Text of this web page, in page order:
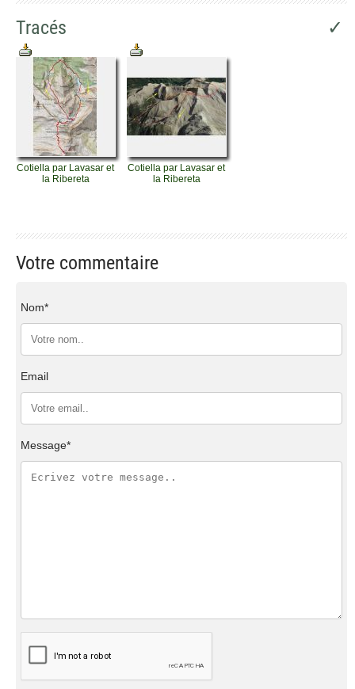
Tracés ✓
Cotiella par Lavasar et
la Ribereta
Cotiella par Lavasar et
la Ribereta
Votre commentaire
Nom*
Email
Message*